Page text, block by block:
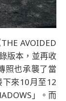
AVOIDED
版本，並再收
照也承襲了當
下來10月至12
」。而